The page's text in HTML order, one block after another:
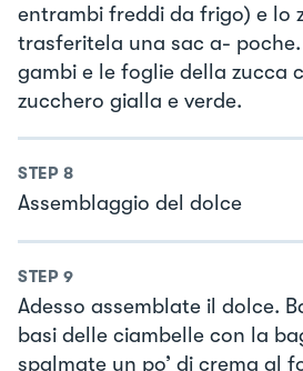
entrambi freddi da frigo) e lo
trasferitela una sac a-
gambi e le foglie della zucca
zucchero gialla e verde.
STEP 8
Assemblaggio del dolce
STEP 9
Adesso assemblate il dolce.
basi delle ciambelle con la
spalmate un po’ di crema al